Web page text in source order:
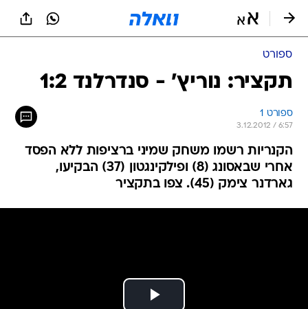
ספורט
תקציר: נוריץ' - סנדרלנד 1:2
ספורט 1
3.12.2012 / 6:57
הקנריות רשמו משחק שמיני ברציפות ללא הפסד
אחרי שבאסונג (8) ופילקינגטון (37) הבקיעו,
גארדנר צימק (45). צפו בתקציר